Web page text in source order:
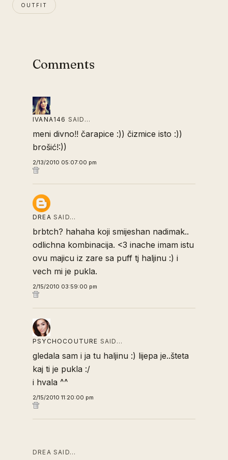
OUTFIT
Comments
IVANA146 SAID…
meni divno!! čarapice :)) čizmice isto :))
brošić!:))
2/13/2010 05:07:00 pm
DREA SAID…
brbtch? hahaha koji smijeshan nadimak..
odlichna kombinacija. <3 inache imam istu
ovu majicu iz zare sa puff tj haljinu :) i
vech mi je pukla.
2/15/2010 03:59:00 pm
PSYCHOCOUTURE SAID…
gledala sam i ja tu haljinu :) lijepa je..šteta
kaj ti je pukla :/
i hvala ^^
2/15/2010 11:20:00 pm
DREA SAID…